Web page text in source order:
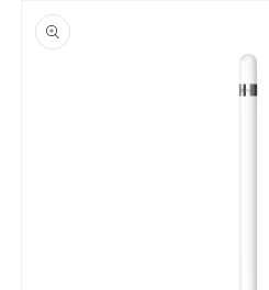
a la
información